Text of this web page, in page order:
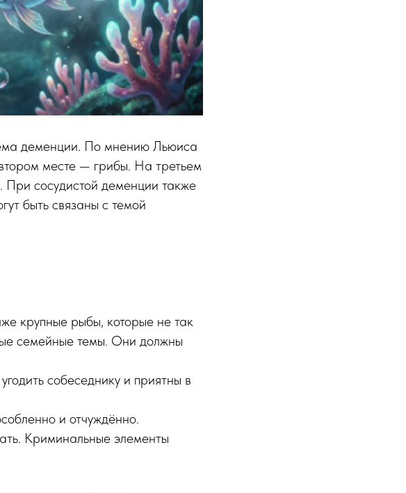
деменции. По мнению Льюиса
месте — грибы. На третьем
сосудистой деменции также
быть связаны с темой
крупные рыбы, которые не так
семейные темы. Они должны
собеседнику и приятны в
и отчуждённо.
Криминальные элементы